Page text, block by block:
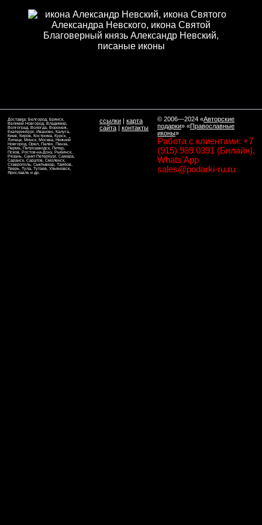
Доставка: Белгород, Брянск,
Великий Новгород, Владимир,
Волгоград, Вологда, Воронеж,
Екатеринбург, Иваново, Калуга,
Киев, Киров, Кострома, Курск,
Липецк, Минск, Москва, Нижний
Новгород, Орел, Палех, Пенза,
Пермь, Петрозаводск, Питер,
Псков, Ростов-на-Дону, Рыбинск,
Рязань, Санкт-Петербург, Самара,
Саранск, Саратов, Смоленск,
Ставрополь, Сыктывкар, Тамбов,
Тверь, Тула, Тутаев, Ульяновск,
Ярославль и др.
ссылки | карта
сайта | контакты
© 2006—2024 «Авторские
подарки» «Православные
иконы»
Работа с клиентами: +7
(915) 989 0391 (Билайн),
Whats'App
sales@podarki-ru.ru